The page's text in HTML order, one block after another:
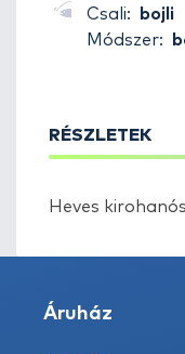
Csali:
bojli
Módszer:
RÉSZLETEK
Heves
Áruház